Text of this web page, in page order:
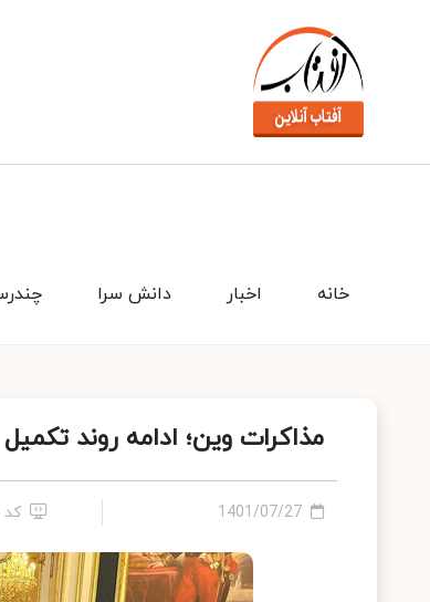
دانش سرا اخبار خانه
مذاکرات وین؛ ادامه روند
1401/07/27 کد